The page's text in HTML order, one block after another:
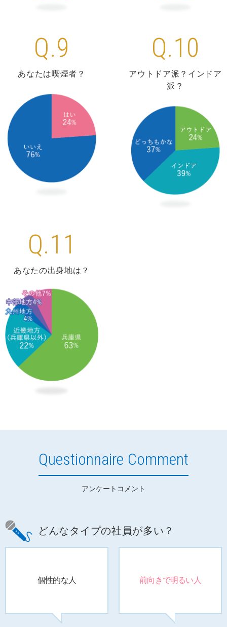
Q.9
あなたは喫煙者？
Q.10
アウトドア派？インドア
派？
Q.11
あなたの出身地は？
Questionnaire Comment
アンケートコメント
どんなタイプの社員が多い？
個性的な人 前向きで明るい人